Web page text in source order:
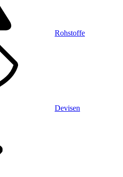
Rohstoffe
Devisen